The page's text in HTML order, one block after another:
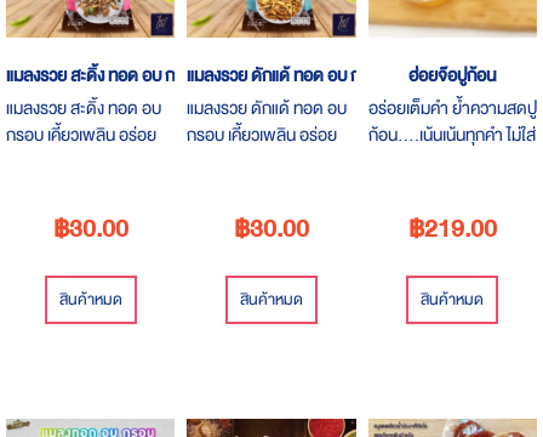
แมลงรวย สะดิ้ง ทอด อบ กรอบ
แมลงรวย สะดิ้ง ทอด อบ
กรอบ เคี้ยวเพลิน อร่อย
฿30.00
สินค้าหมด
แมลงรวย ดักแด้ ทอด อบ กรอบ
แมลงรวย ดักแด้ ทอด อบ
กรอบ เคี้ยวเพลิน อร่อย
฿30.00
สินค้าหมด
ฮ่อยจ๊อปูก้อน
อร่อยเต็มคำ ย้ำความสดปู
ก้อน....เน้นเน้นทุกคำ ไม่ใส่
฿219.00
สินค้าหมด